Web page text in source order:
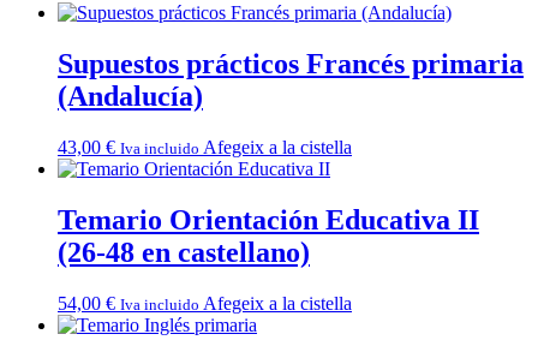
Supuestos prácticos Francés primaria
(Andalucía)
43,00 € Iva incluido Afegeix a la cistella
Temario Orientación Educativa II
(26-48 en castellano)
54,00 € Iva incluido Afegeix a la cistella